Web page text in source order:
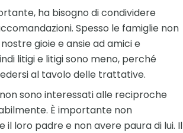
ha bisogno di condividere
Spesso le famiglie non
gioie e ansie ad amici e
litigi e litigi sono meno, perché
al tavolo delle trattative.
sono interessati alle reciproche
È importante non
loro padre e non avere paura di lui. Il